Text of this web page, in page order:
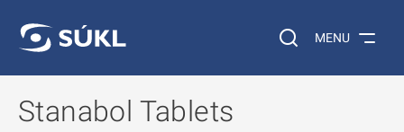
Vyhledávání na
MENU
Stanabol Tablets